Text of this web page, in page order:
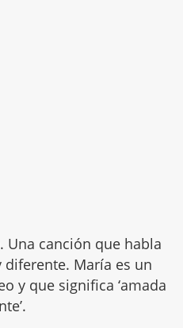
Una canción que habla
María es un
y que significa ‘amada